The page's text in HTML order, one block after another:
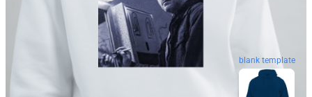
blank template